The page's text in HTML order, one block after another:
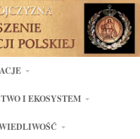
I EKOSYSTEM